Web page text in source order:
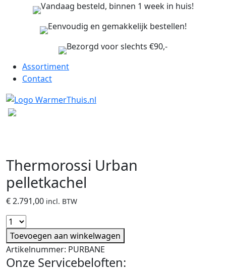
Vandaag besteld, binnen 1 week in huis!
Eenvoudig en gemakkelijk bestellen!
Bezorgd voor slechts €90,-
Assortiment
Contact
Thermorossi Urban
pelletkachel
€2.791,00 incl. BTW
Toevoegen aan winkelwagen
Artikelnummer: PURBANE
Onze Servicebeloften: